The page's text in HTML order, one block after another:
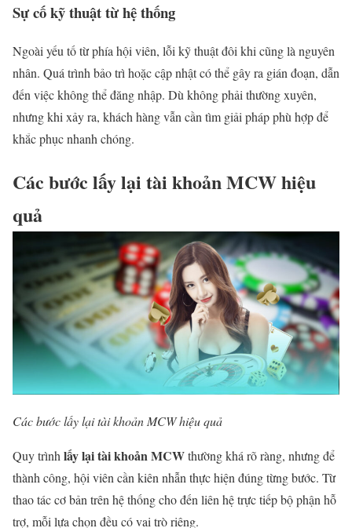
Sự cố kỹ thuật từ hệ thống
Ngoài yếu tố từ phía hội viên, lỗi kỹ thuật đôi khi cũng là nguyên
nhân. Quá trình bảo trì hoặc cập nhật có thể gây ra gián đoạn, dẫn
đến việc không thể đăng nhập. Dù không phải thường xuyên,
nhưng khi xảy ra, khách hàng vẫn cần tìm giải pháp phù hợp để
khắc phục nhanh chóng.
Các bước lấy lại tài khoản MCW hiệu
quả
Các bước lấy lại tài khoản MCW hiệu quả
Quy trình lấy lại tài khoản MCWthường khá rõ ràng, nhưng để
thành công, hội viên cần kiên nhẫn thực hiện đúng từng bước. Từ
thao tác cơ bản trên hệ thống cho đến liên hệ trực tiếp bộ phận hỗ
trợ, mỗi lựa chọn đều có vai trò riêng.